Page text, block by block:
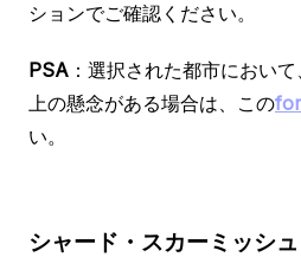
ションでご確認ください。
PSA ：選択された都市におい
上の懸念がある場合は、この
い。
シャード・スカーミッシュ